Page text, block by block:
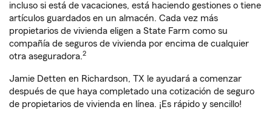
incluso si está de vacaciones, está haciendo gestiones o tiene
artículos guardados en un almacén. Cada vez más
propietarios de vivienda eligen a State Farm como su
compañía de seguros de vivienda por encima de cualquier
otra aseguradora.2
Jamie Detten en Richardson, TX le ayudará a comenzar
después de que haya completado una cotización de seguro
de propietarios de vivienda en línea. ¡Es rápido y sencillo!